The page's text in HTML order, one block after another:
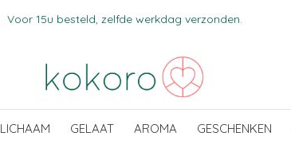
LICHAAM GELAAT AROMA GESCHENKEN
Voor 15u besteld, zelfde werkdag verzonden.